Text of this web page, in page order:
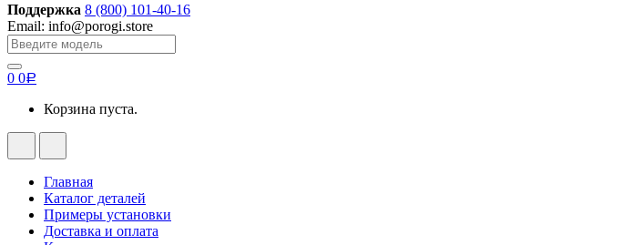
Поддержка 8 (800) 101-40-16
Email: info@porogi.store
Search
for:
0 0Р
Корзина пуста.
Главная
Каталог деталей
Примеры установки
Доставка и оплата